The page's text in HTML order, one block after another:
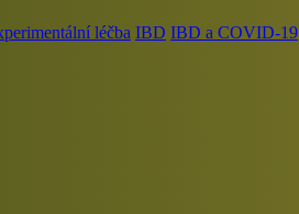
léčba IBD IBD a COVID-19